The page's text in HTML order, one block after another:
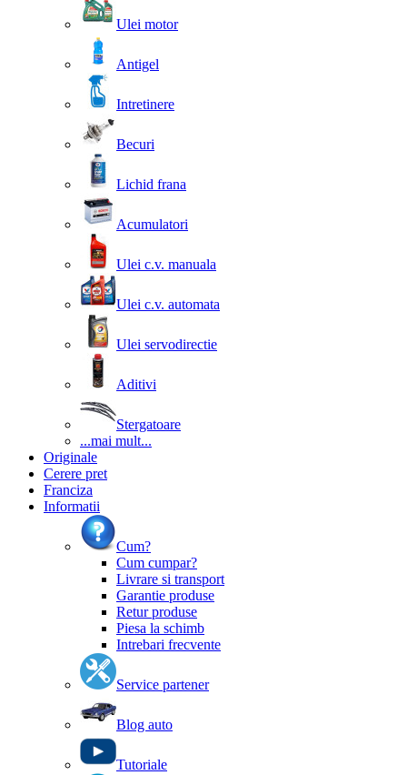
Ulei motor
Antigel
Intretinere
Becuri
Lichid frana
Acumulatori
Ulei c.v. manuala
Ulei c.v. automata
Ulei servodirectie
Aditivi
Stergatoare
...mai mult...
Originale
Cerere pret
Franciza
Informatii
Cum?
Cum cumpar?
Livrare si transport
Garantie produse
Retur produse
Piesa la schimb
Intrebari frecvente
Service partener
Blog auto
Tutoriale